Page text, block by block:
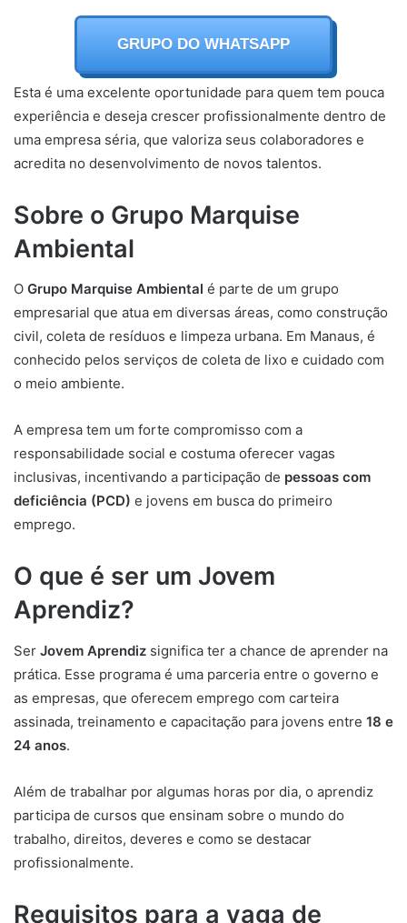
GRUPO DO WHATSAPP
Esta é uma excelente oportunidade para quem tem pouca
experiência e deseja crescer profissionalmente dentro de
uma empresa séria, que valoriza seus colaboradores e
acredita no desenvolvimento de novos talentos.
Sobre o Grupo Marquise
Ambiental
O Grupo Marquise Ambiental é parte de um grupo
empresarial que atua em diversas áreas, como construção
civil, coleta de resíduos e limpeza urbana. Em Manaus, é
conhecido pelos serviços de coleta de lixo e cuidado com
o meio ambiente.
A empresa tem um forte compromisso com a
responsabilidade social e costuma oferecer vagas
inclusivas, incentivando a participação de pessoas com
deficiência (PCD) e jovens em busca do primeiro
emprego.
O que é ser um Jovem
Aprendiz?
Ser Jovem Aprendiz significa ter a chance de aprender na
prática. Esse programa é uma parceria entre o governo e
as empresas, que oferecem emprego com carteira
assinada, treinamento e capacitação para jovens entre 18 e
24 anos.
Além de trabalhar por algumas horas por dia, o aprendiz
participa de cursos que ensinam sobre o mundo do
trabalho, direitos, deveres e como se destacar
profissionalmente.
Requisitos para a vaga de